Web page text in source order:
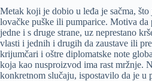
Metak koji je dobio u leđa je sačma,
lovačke puške ili pumparice. Motiva da
jedne i s druge strane, uz neprestano
vlasti i jednih i drugih da zaustave ili
krijumčari i oštre diplomatske note
koja kao nusproizvod ima rast mržnje.
konkretnom slučaju, ispostavilo da je u